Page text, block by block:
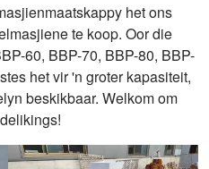
het ons
te koop. Oor die
60, BBP-70, BBP-80, BBP-
het vir 'n groter kapasiteit,
beskikbaar. Welkom om